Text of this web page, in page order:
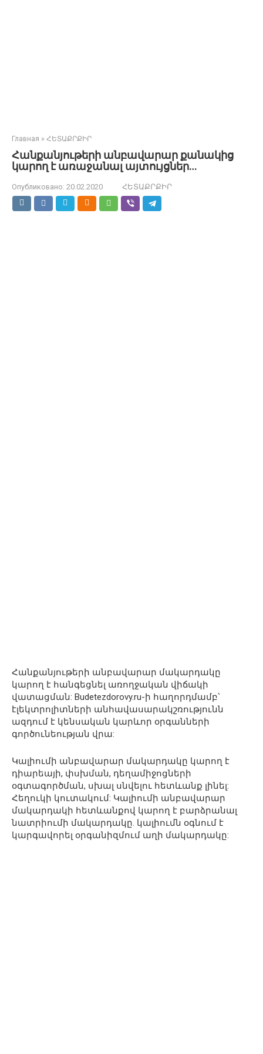
Главная » ՀԵՏԱՔՐՔԻՐ
Հանքանյութերի անբավարար քանակից
կարող է առաջանալ այտույցներ…
Опубликовано: 20.02.2020 ՀԵՏԱՔՐՔԻՐ
Հանքանյութերի անբավարար մակարդակը
կարող է հանգեցնել առողջական վիճակի
վատացման: Budetezdorovy.ru-ի հաղորդմամբ՝
էլեկտրոլիտների անհավասարակշռությունն
ազդում է կենսական կարևոր օրգանների
գործունեության վրա:
Կալիումի անբավարար մակարդակը կարող է
դիարեայի, փսխման, դեղամիջոցների
օգտագործման, սխալ սնվելու հետևանք լինել:
Հեղուկի կուտակում: Կալիումի անբավարար
մակարդակի հետևանքով կարող է բարձրանալ
նատրիումի մակարդակը. կալիումն օգնում է
կարգավորել օրգանիզմում աղի մակարդակը: